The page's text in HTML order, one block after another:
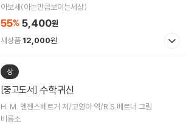
아보세(아는만큼보이는세상)
55% 5,400원
새상품 12,000원
상
[중고도서] 수학귀신
H. M. 엔젠스베르거 저/고영아 역/R.S.베르너 그림
비룡소